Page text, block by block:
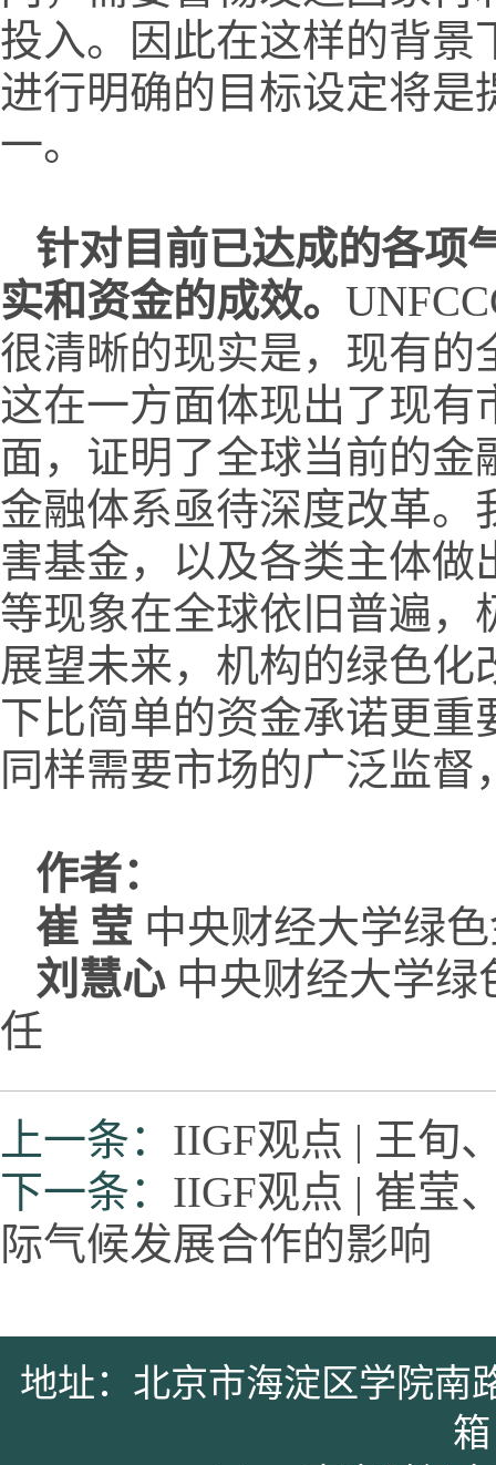
投入。因此在这样的背景
进行明确的目标设定将
一。
针对目前已达成的各项
实和资金的成效。
很清晰的现实是，现有的
这在一方面体现出了现
面，证明了全球当前的
金融体系亟待深度改革。
害基金，以及各类主体做
等现象在全球依旧普遍，
展望未来，机构的绿色
下比简单的资金承诺更
同样需要市场的广泛监
作者：
崔 莹 中央财经大学绿
刘慧心 中央财经大学
任
上一条： IIGF观点 | 王旬
下一条： IIGF观点 | 崔莹
际气候发展合作的影响
地址：北京市海淀区学院南